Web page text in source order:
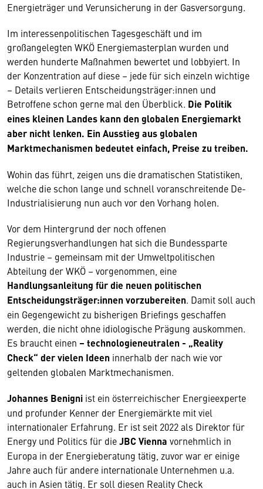
Energieträger und Verunsicherung in der Gasversorgung.
Im interessenpolitischen Tagesgeschäft und im
großangelegten WKÖ Energiemasterplan wurden und
werden hunderte Maßnahmen bewertet und lobbyiert. In
der Konzentration auf diese – jede für sich einzeln wichtige
– Details verlieren Entscheidungsträger:innen und
Betroffene schon gerne mal den Überblick. Die Politik
eines kleinen Landes kann den globalen Energiemarkt
aber nicht lenken. Ein Ausstieg aus globalen
Marktmechanismen bedeutet einfach, Preise zu treiben.
Wohin das führt, zeigen uns die dramatischen Statistiken,
welche die schon lange und schnell voranschreitende De-
Industrialisierung nun auch vor den Vorhang holen.
Vor dem Hintergrund der noch offenen
Regierungsverhandlungen hat sich die Bundessparte
Industrie – gemeinsam mit der Umweltpolitischen
Abteilung der WKÖ – vorgenommen, eine
Handlungsanleitung für die neuen politischen
Entscheidungsträger:innen vorzubereiten. Damit soll auch
ein Gegengewicht zu bisherigen Briefings geschaffen
werden, die nicht ohne idiologische Prägung auskommen.
Es braucht einen – technologieneutralen - „Reality
Check“ der vielen Ideen innerhalb der nach wie vor
geltenden globalen Marktmechanismen.
Johannes Benigni ist ein österreichischer Energieexperte
und profunder Kenner der Energiemärkte mit viel
internationaler Erfahrung. Er ist seit 2022 als Direktor für
Energy und Politics für dieJBC Vienna vornehmlich in
Europa in der Energieberatung tätig, zuvor war er einige
Jahre auch für andere internationale Unternehmen u.a.
auch in Asien tätig. Er soll diesen Reality Check